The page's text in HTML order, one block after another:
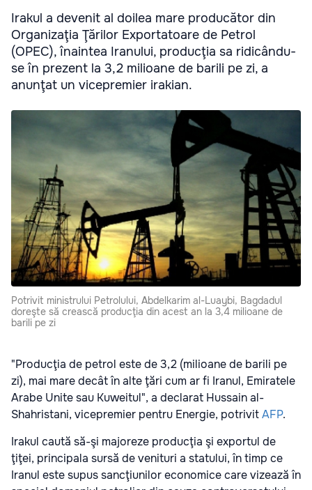
Irakul a devenit al doilea mare producător din
Organizaţia Ţărilor Exportatoare de Petrol
(OPEC), înaintea Iranului, producţia sa ridicându-
se în prezent la 3,2 milioane de barili pe zi, a
anunţat un vicepremier irakian.
Potrivit ministrului Petrolului, Abdelkarim al-Luaybi, Bagdadul
doreşte să crească producţia din acest an la 3,4 milioane de
barili pe zi
"Producţia de petrol este de 3,2 (milioane de barili pe
zi), mai mare decât în alte ţări cum ar fi Iranul, Emiratele
Arabe Unite sau Kuweitul", a declarat Hussain al-
Shahristani, vicepremier pentru Energie, potrivitAFP.
Irakul caută să-şi majoreze producţia şi exportul de
ţiţei, principala sursă de venituri a statului, în timp ce
Iranul este supus sancţiunilor economice care vizează în